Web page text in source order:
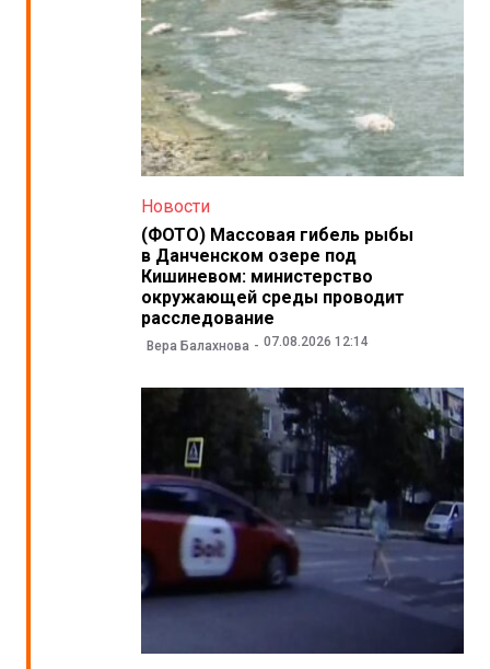
Новости
(ФОТО) Массовая гибель рыбы
в Данченском озере под
Кишиневом: министерство
окружающей среды проводит
расследование
Вера Балахнова 07.08.2026 12:14